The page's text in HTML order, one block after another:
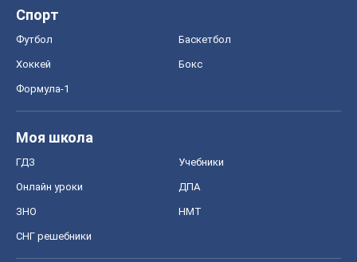
Спорт
Футбол Баскетбол
Хоккей Бокс
Формула-1
Моя школа
ГДЗ Учебники
Онлайн уроки ДПА
ЗНО НМТ
СНГ решебники